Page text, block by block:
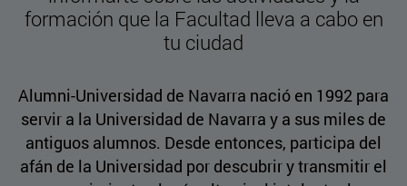
formación que la Facultad lleva a cabo en
tu ciudad
Alumni-Universidad de Navarra nació en 1992 para
servir a la Universidad de Navarra y a sus miles de
antiguos alumnos. Desde entonces, participa del
afán de la Universidad por descubrir y transmitir el